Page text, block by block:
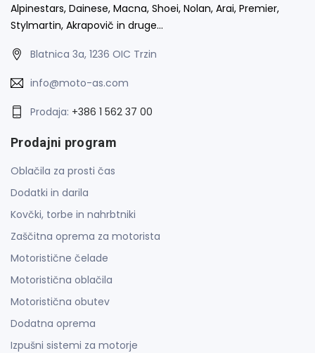
Alpinestars, Dainese, Macna, Shoei, Nolan, Arai, Premier,
Stylmartin, Akrapovič in druge…
Blatnica 3a, 1236 OIC Trzin
info@moto-as.com
Prodaja: +386 1 562 37 00
Prodajni program
Oblačila za prosti čas
Dodatki in darila
Kovčki, torbe in nahrbtniki
Zaščitna oprema za motorista
Motoristične čelade
Motoristična oblačila
Motoristična obutev
Dodatna oprema
Izpušni sistemi za motorje